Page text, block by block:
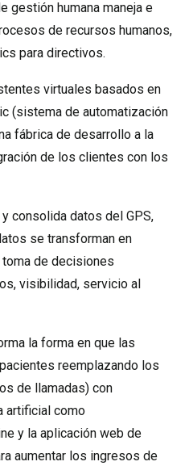
gestión humana maneja e
de recursos humanos,
para directivos.
virtuales basados en
(sistema de automatización
fábrica de desarrollo a la
de los clientes con los
y consolida datos del GPS,
se transforman en
de decisiones
visibilidad, servicio al
la forma en que las
reemplazando los
de llamadas) con
artificial como
y la aplicación web de
aumentar los ingresos de